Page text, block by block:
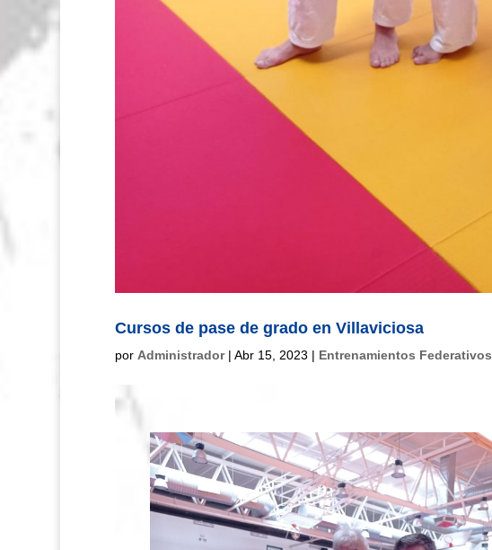
Cursos de pase de grado en Villaviciosa
por Administrador| Abr 15, 2023 | Entrenamientos Federativos